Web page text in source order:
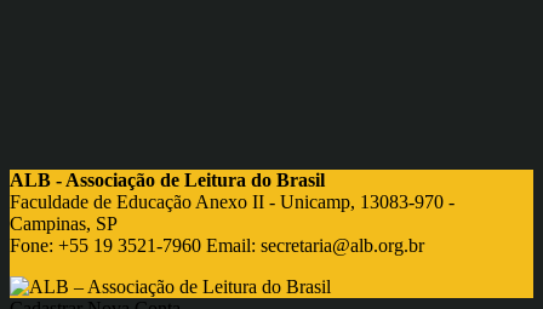
ALB - Associação de Leitura do Brasil
Faculdade de Educação Anexo II - Unicamp, 13083-970 -
Campinas, SP
Fone: +55 19 3521-7960 Email: secretaria@alb.org.br